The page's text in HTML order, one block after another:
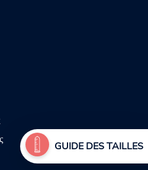
GUIDE DES TAILLES